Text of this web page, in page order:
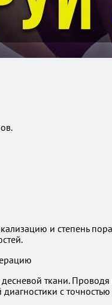
и степень
ткани.
с